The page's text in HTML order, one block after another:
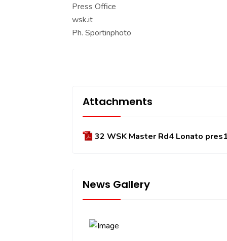
Press Office
wsk.it
Ph. Sportinphoto
Attachments
32 WSK Master Rd4 Lonato
News Gallery